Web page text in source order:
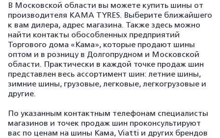
В Московской области вы можете купить шины от
производителя KAMA TYRES. Выберите ближайшего
к вам дилера, адрес магазина. Также здесь можно
найти контакты обособленных предприятий
Торгового дома «Кама», которые продают шины
оптом и в розницу в Долгопрудном и Московской
области. Практически в каждой точке продаж шин
представлен весь ассортимент шин: летние шины,
зимние шины, грузовые, легковые, легкогрузовые и
другие.
По указанным контактным телефонам специалисты
магазинов и точек продаж шин проконсультируют
вас по ценам на шины Кама, Viatti и других брендов